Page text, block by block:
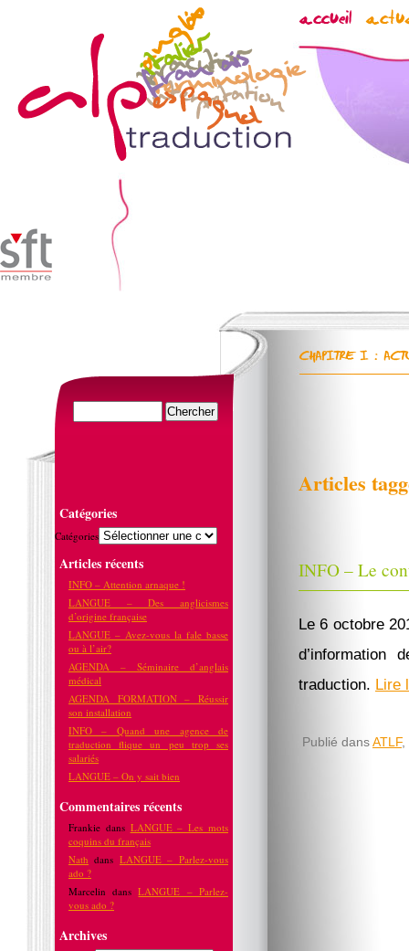
Articles
INFO – Le
Le 6 octobre
d’information
traduction. Lire
Publié dans ATLF,
Catégories
Catégories
Articles récents
INFO – Attention arnaque !
LANGUE – Des anglicismes
d’origine française
LANGUE – Avez-vous la fale basse
ou à l’air?
AGENDA – Séminaire d’anglais
médical
AGENDA FORMATION – Réussir
son installation
INFO – Quand une agence de
traduction flique un peu trop ses
salariés
LANGUE – On y sait bien
Commentaires récents
Frankie dans LANGUE – Les mots
coquins du français
Nath dans LANGUE – Parlez-vous
ado ?
Marcelin dansLANGUE – Parlez-
vous ado ?
Archives